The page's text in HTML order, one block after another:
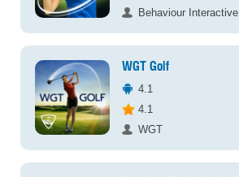
Behaviour Interactive
WGT Golf
4.1
4.1
WGT